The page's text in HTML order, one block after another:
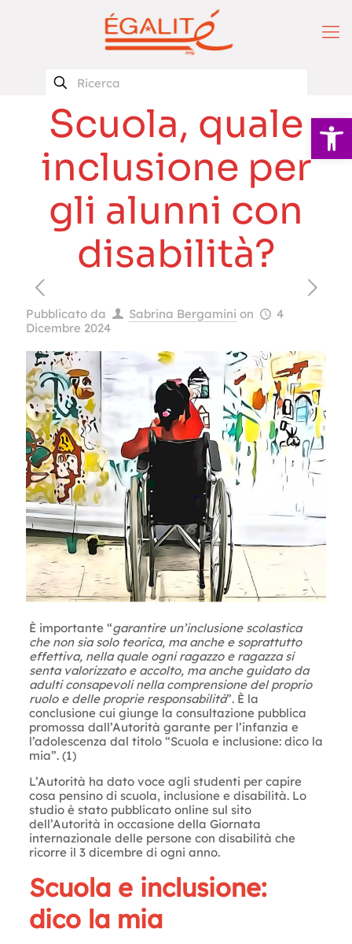
Apri la
Scuola, quale
inclusione per
gli alunni con
disabilità?
Pubblicato da Sabrina Bergamini on
4
Dicembre 2024
È importante “garantire un’inclusione scolastica
che non sia solo teorica, ma anche e soprattutto
effettiva, nella quale ogni ragazzo e ragazza si
senta valorizzato e accolto, ma anche guidato da
adulti consapevoli nella comprensione del proprio
ruolo e delle proprie responsabilità”. È la
conclusione cui giunge la consultazione pubblica
promossa dall’Autorità garante per l’infanzia e
l’adolescenza dal titolo “Scuola e inclusione: dico la
mia”. (1)
L’Autorità ha dato voce agli studenti per capire
cosa pensino di scuola, inclusione e disabilità. Lo
studio è stato pubblicato online sul sito
dell’Autorità in occasione della Giornata
internazionale delle persone con disabilità che
ricorre il 3 dicembre di ogni anno.
Scuola e inclusione:
dico la mia